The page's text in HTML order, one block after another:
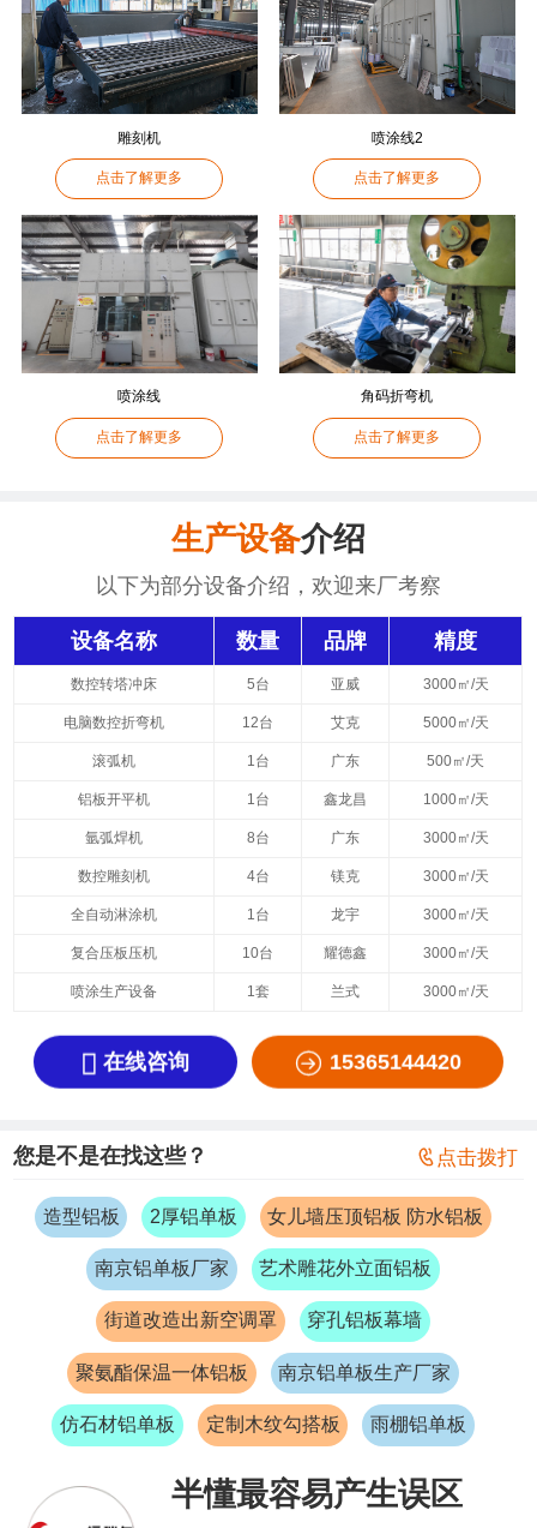
雕刻机
点击了解更多
喷涂线2
点击了解更多
喷涂线
点击了解更多
角码折弯机
点击了解更多
生产设备介绍
以下为部分设备介绍，欢迎来厂考察
设备名称 数量 品牌 精度
数控转塔冲床 5台 亚威 3000㎡/天
电脑数控折弯机 12台 艾克 5000㎡/天
滚弧机 1台 广东 500㎡/天
铝板开平机 1台 鑫龙昌 1000㎡/天
氩弧焊机 8台 广东 3000㎡/天
数控雕刻机 4台 镁克 3000㎡/天
全自动淋涂机 1台 龙宇 3000㎡/天
复合压板压机 10台 耀德鑫 3000㎡/天
喷涂生产设备 1套 兰式 3000㎡/天
 在线咨询  15365144420
您是不是在找这些？  点击拨打
造型铝板 2厚铝单板 女儿墙压顶铝板 防水铝板
南京铝单板厂家 艺术雕花外立面铝板
街道改造出新空调罩 穿孔铝板幕墙
聚氨酯保温一体铝板 南京铝单板生产厂家
仿石材铝单板 定制木纹勾搭板 雨棚铝单板
半懂最容易产生误区